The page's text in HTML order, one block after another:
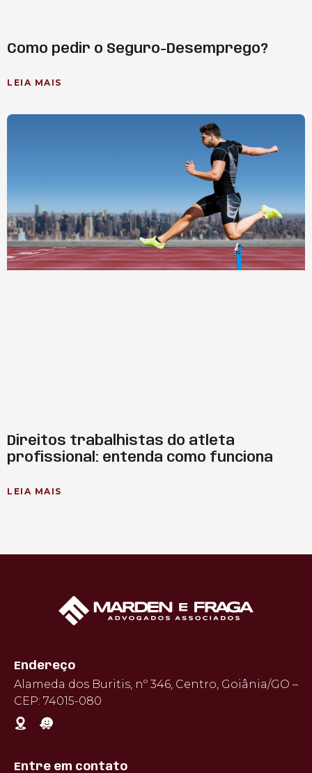
Como pedir o Seguro-Desemprego?
LEIA MAIS
Direitos trabalhistas do atleta
profissional: entenda como funciona
LEIA MAIS
Endereço
Alameda dos Buritis, nº 346, Centro, Goiânia/GO –
CEP: 74015-080
Entre em contato